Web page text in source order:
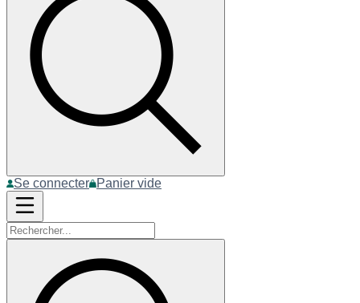
Se connecter Panier vide